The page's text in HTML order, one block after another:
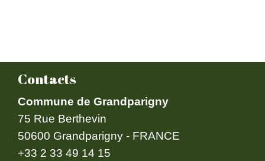
Contacts
Commune de Grandparigny
75 Rue Berthevin
50600 Grandparigny - FRANCE
+33 2 33 49 14 15